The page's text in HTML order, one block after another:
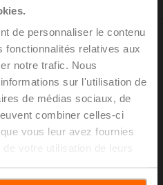
de personnaliser le contenu
fonctionnalités relatives aux
notre trafic. Nous
sur l'utilisation de
de médias sociaux, de
combiner celles-ci
vous leur avez fournies
votre utilisation de leurs